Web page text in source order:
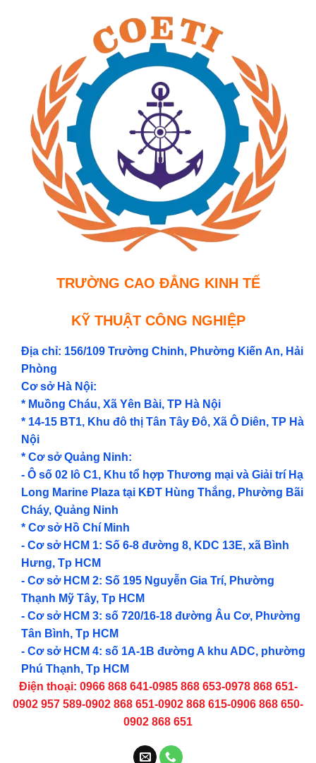
TRƯỜNG CAO ĐẲNG KINH TẾ
KỸ THUẬT CÔNG NGHIỆP
Địa chỉ: 156/109 Trường Chinh, Phường Kiến An, Hải
Phòng
Cơ sở Hà Nội:
* Muồng Cháu, Xã Yên Bài, TP Hà Nội
* 14-15 BT1, Khu đô thị Tân Tây Đô, Xã Ô Diên, TP Hà
Nội
* Cơ sở Quảng Ninh:
- Ô số 02 lô C1, Khu tổ hợp Thương mại và Giải trí Hạ
Long Marine Plaza tại KĐT Hùng Thắng, Phường Bãi
Cháy, Quảng Ninh
* Cơ sở Hồ Chí Minh
- Cơ sở HCM 1: Số 6-8 đường 8, KDC 13E, xã Bình
Hưng, Tp HCM
- Cơ sở HCM 2: Số 195 Nguyễn Gia Trí, Phường
Thạnh Mỹ Tây, Tp HCM
- Cơ sở HCM 3: số 720/16-18 đường Âu Cơ, Phường
Tân Bình, Tp HCM
- Cơ sở HCM 4: số 1A-1B đường A khu ADC, phường
Phú Thạnh, Tp HCM
Điện thoại: 0966 868 641-0985 868 653-0978 868 651-
0902 957 589-0902 868 651-0902 868 615-0906 868 650-
0902 868 651